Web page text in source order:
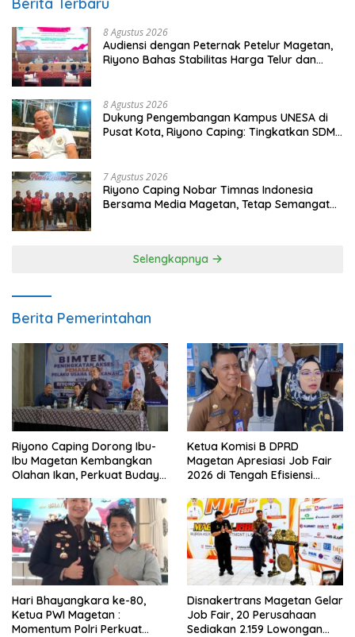
Berita Terbaru
8 Agustus 2026
Audiensi dengan Peternak Petelur Magetan,
Riyono Bahas Stabilitas Harga Telur dan
8 Agustus 2026
Dukung Pengembangan Kampus UNESA di
Pusat Kota, Riyono Caping: Tingkatkan SDM
7 Agustus 2026
Riyono Caping Nobar Timnas Indonesia
Bersama Media Magetan, Tetap Semangat
Selengkapnya
Berita Pemerintahan
Riyono Caping Dorong Ibu-
Ibu Magetan Kembangkan
Olahan Ikan, Perkuat Budaya
Ketua Komisi B DPRD
Magetan Apresiasi Job Fair
2026 di Tengah Efisiensi
Hari Bhayangkara ke-80,
Ketua PWI Magetan :
Momentum Polri Perkuat
Disnakertrans Magetan Gelar
Job Fair, 20 Perusahaan
Sediakan 2.159 Lowongan